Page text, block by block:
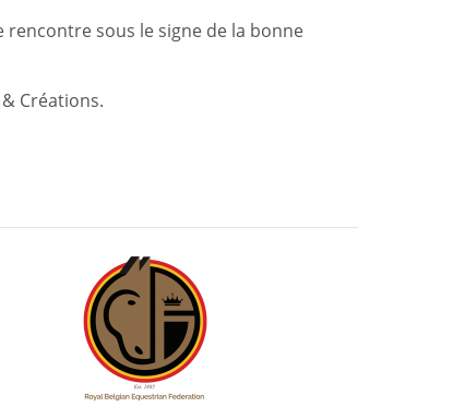
rencontre sous le signe de la bonne
Créations.